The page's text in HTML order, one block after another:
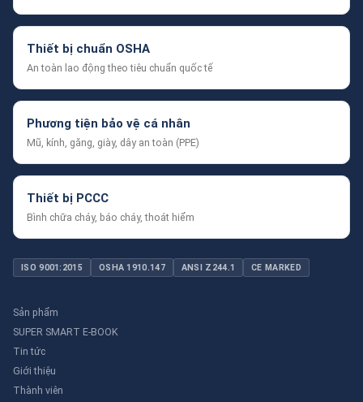
Thiết bị chuẩn OSHA
An toàn lao động theo tiêu chuẩn quốc tế
Phương tiện bảo vệ cá nhân
Mũ, kính, găng, giày, dây an toàn (PPE)
Thiết bị PCCC
Bình chữa cháy, báo cháy, thoát hiểm
ISO 9001:2015 OSHA 1910.147 ANSI Z244.1 CE MARKED
Sản phẩm
SUPER SMART E-BOOK
Tin tức
Giới thiệu
Thành viên